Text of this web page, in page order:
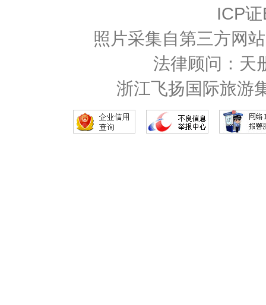
ICP
照片采集自第三方网
法律顾问：天
浙江飞扬国际旅游